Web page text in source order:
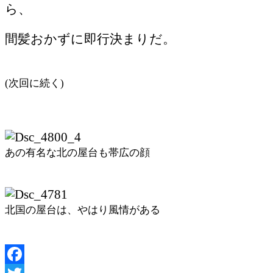
ら、
間髪おかずに即行決まりだ。
(次回に続く)
あの有名な北の屋台も帯広の顔
北国の屋台は、やはり風情がある